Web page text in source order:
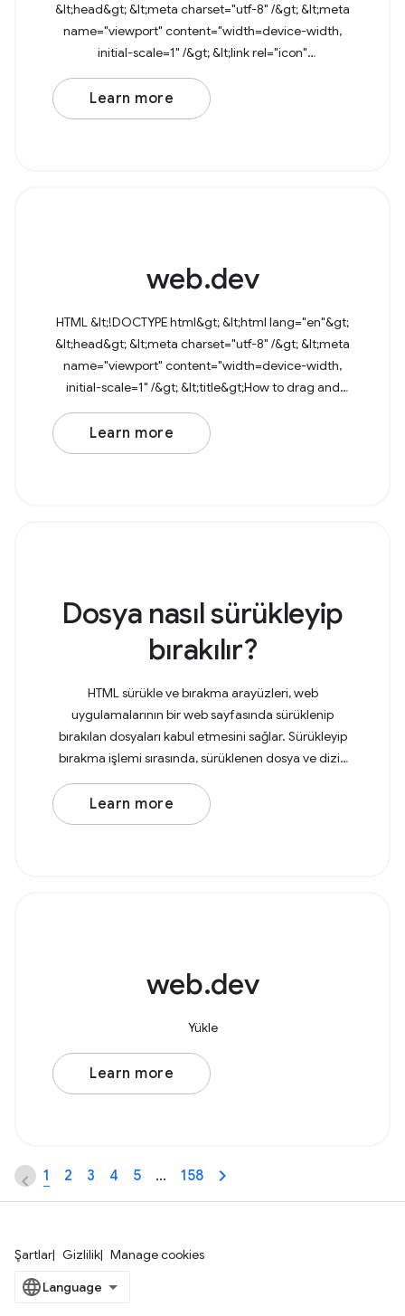
&lt;head&gt; &lt;meta charset="utf-8" /&gt; &lt;meta
name="viewport" content="width=device-width,
initial-scale=1" /&gt; &lt;link rel="icon"
href="data:image/svg+xml,&lt;svg
Learn more
web.dev
HTML &lt;!DOCTYPE html&gt; &lt;html lang="en"&gt;
&lt;head&gt; &lt;meta charset="utf-8" /&gt; &lt;meta
name="viewport" content="width=device-width,
initial-scale=1" /&gt; &lt;title&gt;How to drag and
drop files&lt;/title&gt; &lt;/head&gt;
Learn more
Dosya nasıl sürükleyip
bırakılır?
HTML sürükle ve bırakma arayüzleri, web
uygulamalarının bir web sayfasında sürüklenip
bırakılan dosyaları kabul etmesini sağlar. Sürükleyip
bırakma işlemi sırasında, sürüklenen dosya ve dizin
öğeleri sırasıyla dosya girişleriyle ve dizin girişleriyle
Learn more
web.dev
Yükle
Learn more
1 2 3 4 5 … 158
Şartlar Gizlilik Manage cookies